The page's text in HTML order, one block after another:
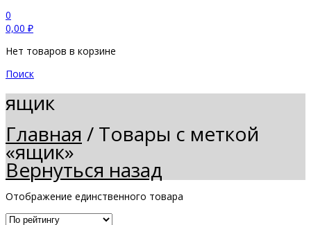
0
0,00 ₽
Нет товаров в корзине
Поиск
ящик
Главная / Товары с меткой
«ящик»
Вернуться назад
Отображение единственного товара